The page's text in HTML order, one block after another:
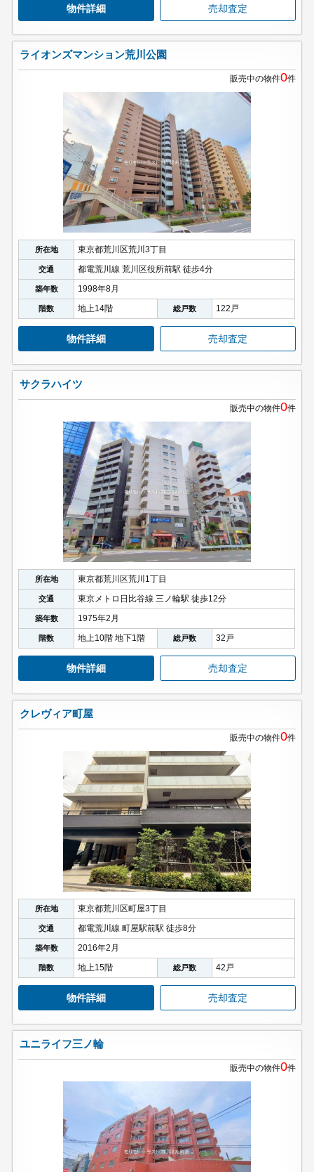
物件詳細 売却査定
ライオンズマンション荒川公園
販売中の物件0件
所在地 東京都荒川区荒川3丁目
交通 都電荒川線 荒川区役所前駅 徒歩4分
築年数 1998年8月
階数 地上14階 総戸数 122戸
物件詳細 売却査定
サクラハイツ
販売中の物件0件
所在地 東京都荒川区荒川1丁目
交通 東京メトロ日比谷線 三ノ輪駅 徒歩12分
築年数 1975年2月
階数 地上10階 地下1階 総戸数 32戸
物件詳細 売却査定
クレヴィア町屋
販売中の物件0件
所在地 東京都荒川区町屋3丁目
交通 都電荒川線 町屋駅前駅 徒歩8分
築年数 2016年2月
階数 地上15階 総戸数 42戸
物件詳細 売却査定
ユニライフ三ノ輪
販売中の物件0件